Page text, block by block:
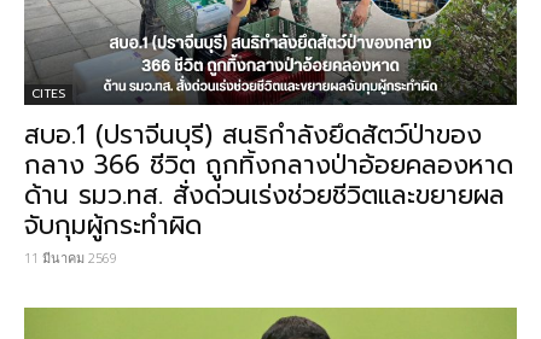
CITES
สบอ.1 (ปราจีนบุรี) สนธิกำลังยึดสัตว์ป่าของ
กลาง 366 ชีวิต ถูกทิ้งกลางป่าอ้อยคลองหาด
ด้าน รมว.ทส. สั่งด่วนเร่งช่วยชีวิตและขยายผล
จับกุมผู้กระทำผิด
11 มีนาคม 2569